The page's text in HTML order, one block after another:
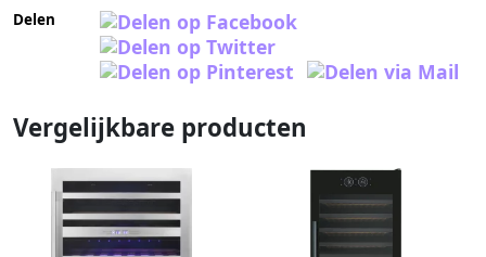
Delen
Vergelijkbare producten